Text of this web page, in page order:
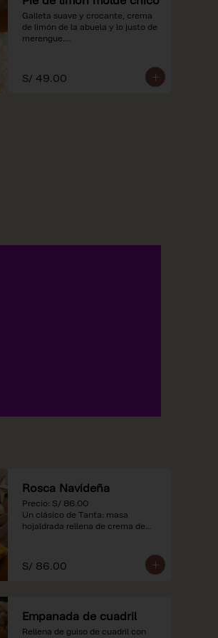
Galleta suave y crocante, crema
de limón de la abuela y lo justo de
merengue.
expresados en soles e incluyen
impuestos de ley y recargo al
S/ 49.00
Rosca Navideña
Precio: S/ 86.00
Un clásico de Tanta: masa
hojaldrada rellena de crema de
expresados en soles e incluyen
S/ 86.00
Empanada de cuadril
Rellena de guiso de cuadril con